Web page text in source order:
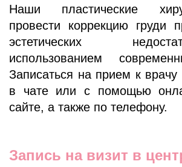
Наши пластические
провести коррекцию груди
эстетических
использованием
Записаться на прием к
в чате или с помощью
сайте, а также по телефону.
Запись на визит в